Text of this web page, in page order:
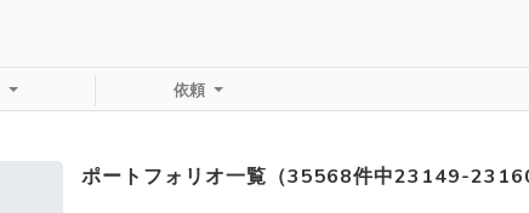
依頼
ポートフォリオ一覧（35568件中23149-23160